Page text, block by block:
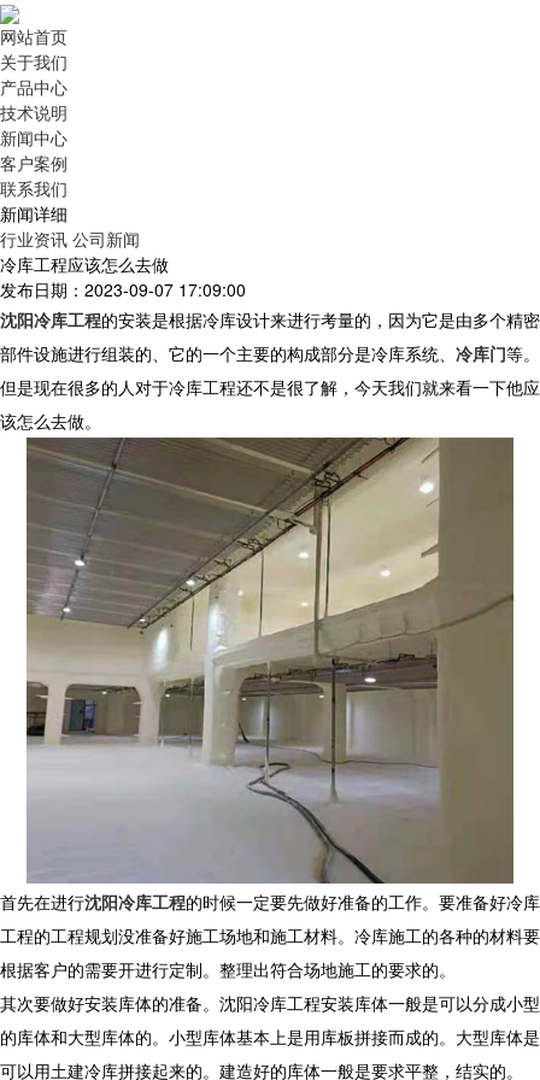
网站首页
关于我们
产品中心
技术说明
新闻中心
客户案例
联系我们
新闻详细
行业资讯 公司新闻
冷库工程应该怎么去做
发布日期：2023-09-07 17:09:00
沈阳冷库工程的安装是根据冷库设计来进行考量的，因为它是由多个精密
部件设施进行组装的、它的一个主要的构成部分是冷库系统、 冷库门等。
但是现在很多的人对于冷库工程还不是很了解，今天我们就来看一下他应
该怎么去做。
首先在进行沈阳冷库工程的时候一定要先做好准备的工作。要准备好冷库
工程的工程规划没准备好施工场地和施工材料。冷库施工的各种的材料要
根据客户的需要开进行定制。整理出符合场地施工的要求的。
其次要做好安装库体的准备。沈阳冷库工程安装库体一般是可以分成小型
的库体和大型库体的。小型库体基本上是用库板拼接而成的。大型库体是
可以用土建冷库拼接起来的。建造好的库体一般是要求平整，结实的。